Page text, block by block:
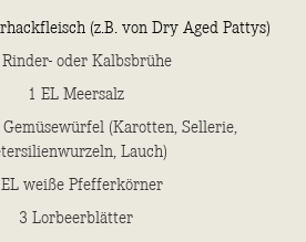
(z.B. von Dry Aged Pattys)
Rinder- oder Kalbsbrühe
1 EL Meersalz
(Karotten, Sellerie,
Lauch)
EL weiße Pfefferkörner
3 Lorbeerblätter